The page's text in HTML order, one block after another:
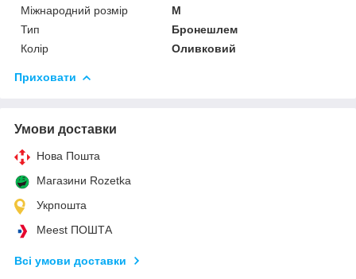
Міжнародний розмір
M
Тип
Бронешлем
Колір
Оливковий
Приховати
Умови доставки
Нова Пошта
Магазини Rozetka
Укрпошта
Meest ПОШТА
Всі умови доставки